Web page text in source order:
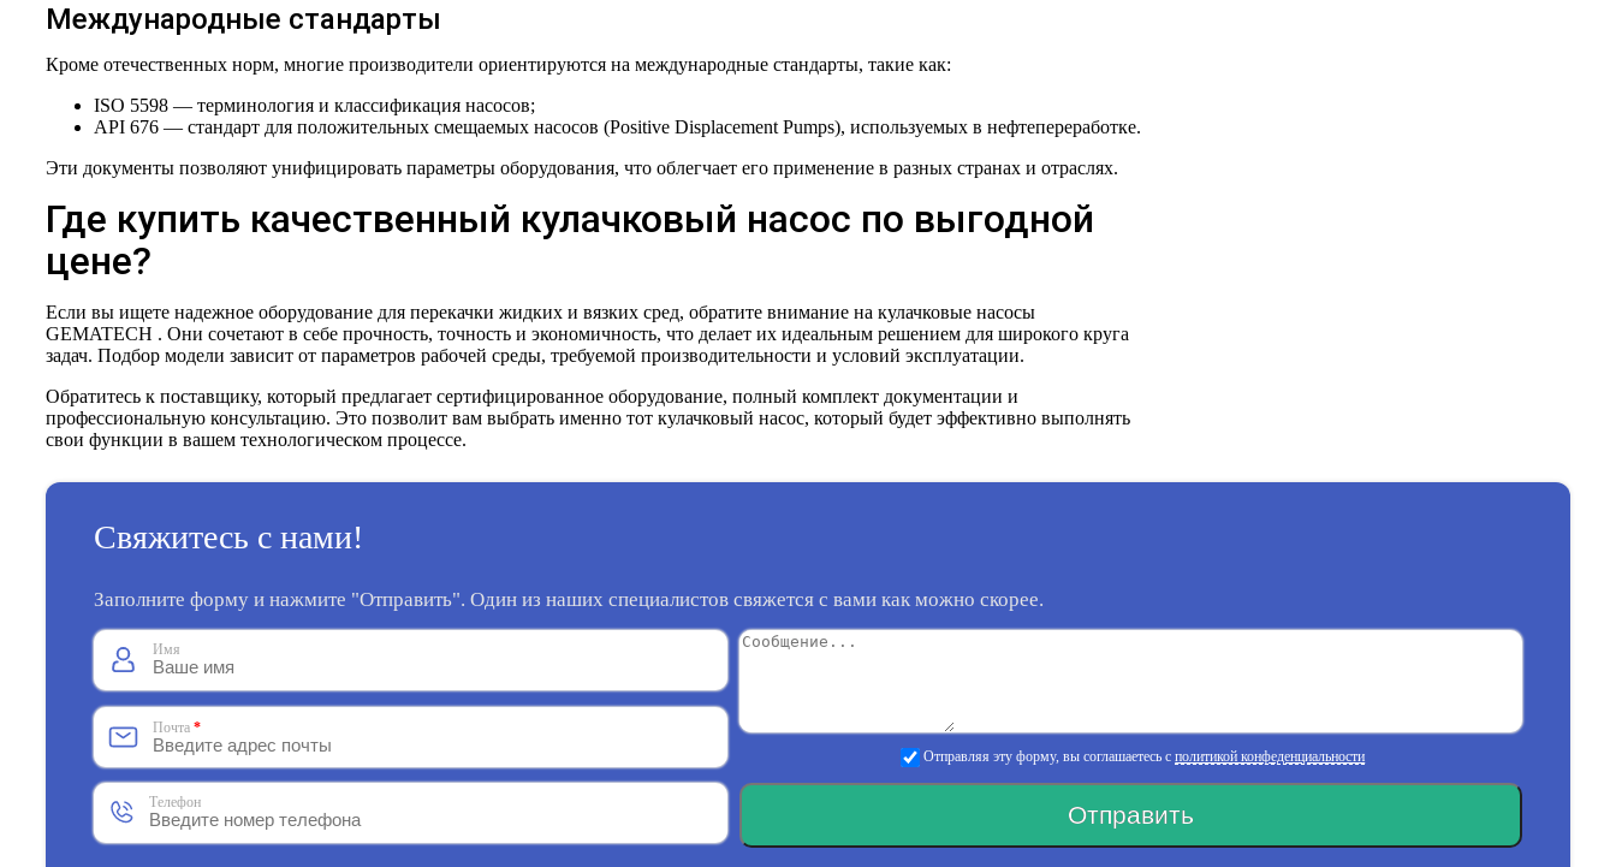
Международные стандарты
Кроме отечественных норм, многие производители ориентируются на международные стандарты, такие как:
ISO 5598 — терминология и классификация насосов;
API 676 — стандарт для положительных смещаемых насосов (Positive Displacement Pumps), используемых в нефтепереработке.
Эти документы позволяют унифицировать параметры оборудования, что облегчает его применение в разных странах и отраслях.
Где купить качественный кулачковый насос по выгодной
цене?
Если вы ищете надежное оборудование для перекачки жидких и вязких сред, обратите внимание на кулачковые насосы
GEMATECH . Они сочетают в себе прочность, точность и экономичность, что делает их идеальным решением для широкого круга
задач. Подбор модели зависит от параметров рабочей среды, требуемой производительности и условий эксплуатации.
Обратитесь к поставщику, который предлагает сертифицированное оборудование, полный комплект документации и
профессиональную консультацию. Это позволит вам выбрать именно тот кулачковый насос, который будет эффективно выполнять
свои функции в вашем технологическом процессе.
Свяжитесь с нами!
Заполните форму и нажмите "Отправить". Один из наших специалистов свяжется с вами как можно скорее.
Имя
Почта *
Телефон
Отправляя эту форму, вы соглашаетесь сполитикой конфеденциальности
Отправить